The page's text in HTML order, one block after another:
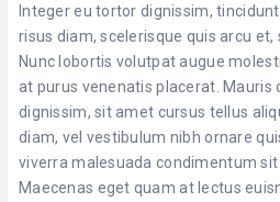
Integer eu tortor dignissim,
risus diam, scelerisque quis arcu et,
Nunc lobortis volutpat augue
at purus venenatis placerat. Mauris
dignissim, sit amet cursus tellus
diam, vel vestibulum nibh ornare
viverra malesuada condimentum
Maecenas eget quam at lectus